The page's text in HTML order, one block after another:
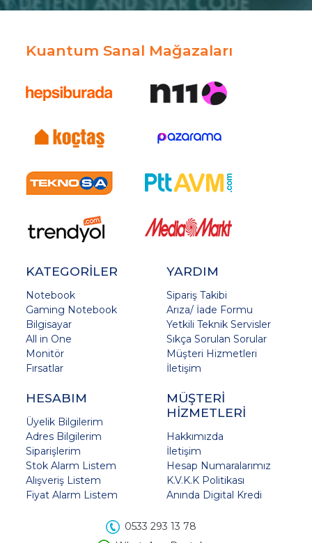
Kuantum Sanal Mağazaları
KATEGORİLER
Notebook
Gaming Notebook
Bilgisayar
All in One
Monitör
Fırsatlar
YARDIM
Sipariş Takibi
Arıza/ İade Formu
Yetkili Teknik Servisler
Sıkça Sorulan Sorular
Müşteri Hizmetleri
İletişim
HESABIM
Üyelik Bilgilerim
Adres Bilgilerim
Siparişlerim
Stok Alarm Listem
Alışveriş Listem
Fiyat Alarm Listem
MÜŞTERİ
HİZMETLERİ
Hakkımızda
İletişim
Hesap Numaralarımız
K.V.K.K Politikası
Anında Digital Kredi
0533 293 13 78